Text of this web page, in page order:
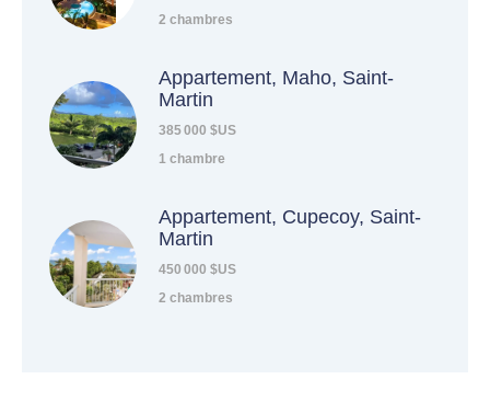
2 chambres
Appartement, Maho, Saint-
Martin
385 000 $US
1 chambre
Appartement, Cupecoy, Saint-
Martin
450 000 $US
2 chambres